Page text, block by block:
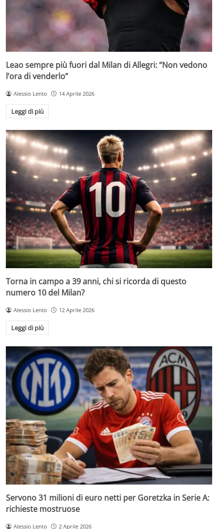
Leao sempre più fuori dal Milan di Allegri: “Non vedono
l’ora di venderlo”
Alessio Lento 14 Aprile 2026
Leggi di più
Torna in campo a 39 anni, chi si ricorda di questo
numero 10 del Milan?
Alessio Lento 12 Aprile 2026
Leggi di più
Servono 31 milioni di euro netti per Goretzka in Serie A:
richieste mostruose
Alessio Lento 2 Aprile 2026